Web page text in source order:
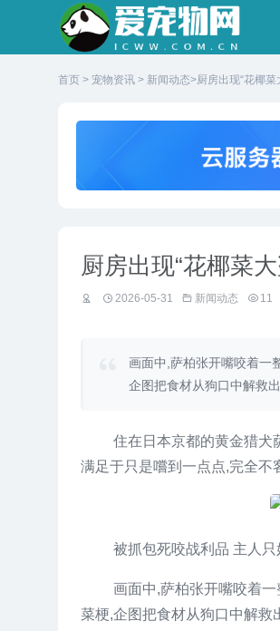
首页 > 宠物资讯 > 新闻动态>厨房出现“花椰
厨房出现“花椰菜
2026-05-31 新闻动态 11
画面中,萨柏张开嘴咬着一
企图把食材从狗口中解救
住在日本京都的黄金猎犬
满足于只是嚐到一点点,完全不
被抓包死咬战利品 主人只
画面中,萨柏张开嘴咬着
菜梗,企图把食材从狗口中解救